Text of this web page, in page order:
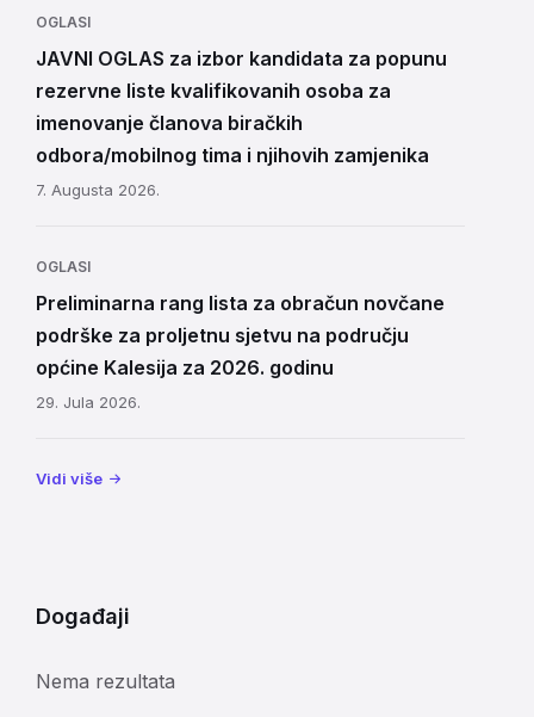
OGLASI
JAVNI OGLAS za izbor kandidata za popunu
rezervne liste kvalifikovanih osoba za
imenovanje članova biračkih
odbora/mobilnog tima i njihovih zamjenika
7. Augusta 2026.
OGLASI
Preliminarna rang lista za obračun novčane
podrške za proljetnu sjetvu na području
općine Kalesija za 2026. godinu
29. Jula 2026.
Vidi više
Događaji
Nema rezultata